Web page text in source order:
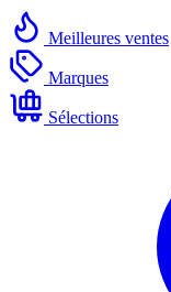
Meilleures ventes
Marques
Sélections